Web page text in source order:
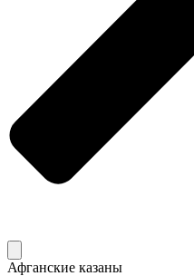
Афганские казаны